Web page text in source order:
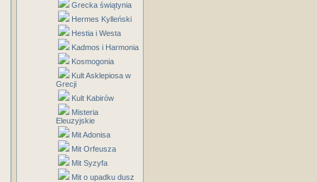
Grecka świątynia
Hermes Kylleński
Hestia i Westa
Kadmos i Harmonia
Kosmogonia
Kult Asklepiosa w
Grecji
Kult Kabirów
Misteria
Eleuzyjskie
Mit Adonisa
Mit Orfeusza
Mit Syzyfa
Mit o upadku dusz